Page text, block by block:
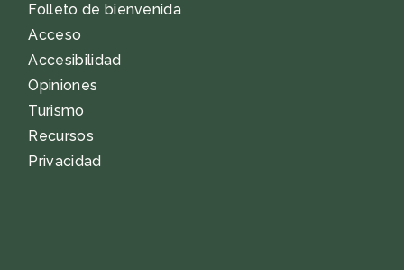
Folleto de bienvenida
Acceso
Accesibilidad
Opiniones
Turismo
Recursos
Privacidad